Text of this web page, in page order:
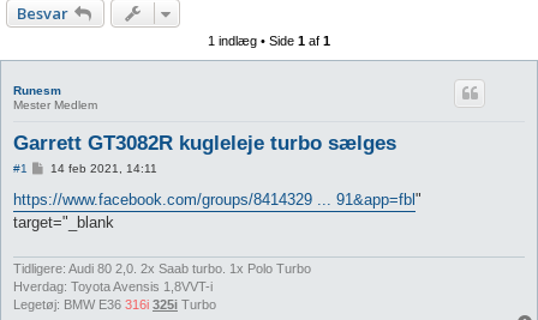
Besvar
1 indlæg • Side 1 af 1
Runesm
Mester Medlem
Garrett GT3082R kugleleje turbo sælges
#1
d
l
æ
14 feb 2021, 14:11
https://www.facebook.com/groups/8414329 ... 91&app=fbl"
target="_blank
Tidligere: Audi 80 2,0. 2x Saab turbo. 1x Polo Turbo
Hverdag: Toyota Avensis 1,8VVT-i
Legetøj: BMW E36 316i 325i Turbo